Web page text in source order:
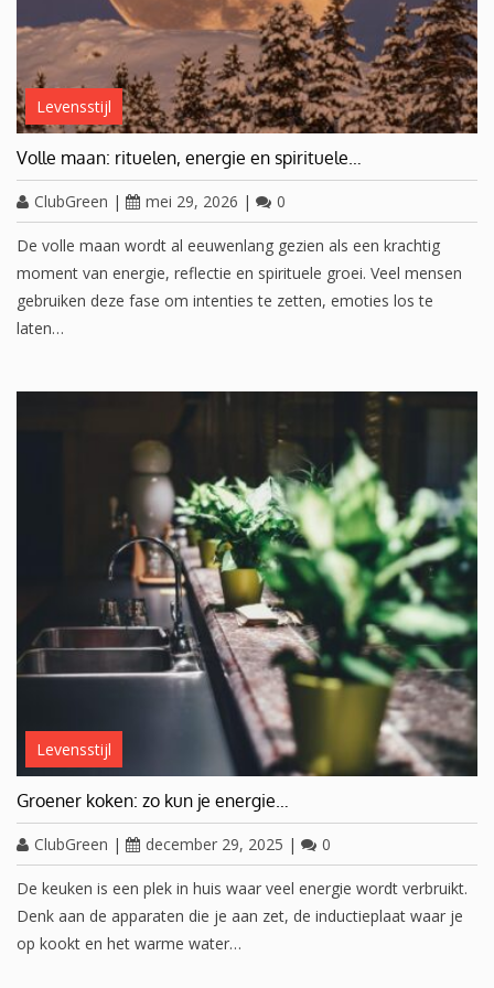
Levensstijl
Volle maan: rituelen, energie en spirituele…
ClubGreen | mei 29, 2026 | 0
De volle maan wordt al eeuwenlang gezien als een krachtig
moment van energie, reflectie en spirituele groei. Veel mensen
gebruiken deze fase om intenties te zetten, emoties los te
laten…
Levensstijl
Groener koken: zo kun je energie…
ClubGreen | december 29, 2025 | 0
De keuken is een plek in huis waar veel energie wordt verbruikt.
Denk aan de apparaten die je aan zet, de inductieplaat waar je
op kookt en het warme water…